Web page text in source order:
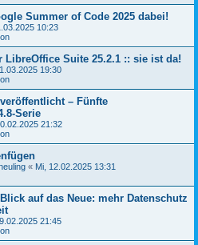
Summer of Code 2025 dabei!
10:23
LibreOffice Suite 25.2.1 :: sie ist da!
19:30
– Fünfte
Serie
21:32
« Mi, 12.02.2025 13:31
auf das Neue: mehr Datenschutz
21:45